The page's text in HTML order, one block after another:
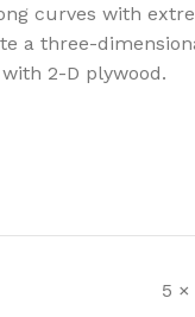
curves with
a three-
2-D plywood.
5 ×